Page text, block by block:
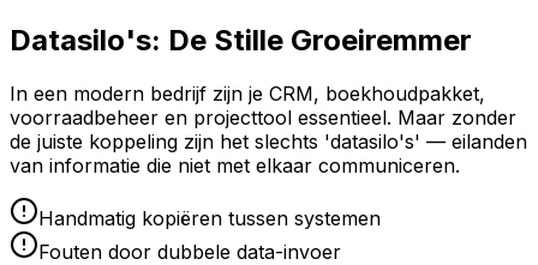
Datasilo's: De Stille Groeiremmer
In een modern bedrijf zijn je CRM, boekhoudpakket,
voorraadbeheer en projecttool essentieel. Maar zonder
de juiste koppeling zijn het slechts 'datasilo's' — eilanden
van informatie die niet met elkaar communiceren.
Handmatig kopiëren tussen systemen
Fouten door dubbele data-invoer